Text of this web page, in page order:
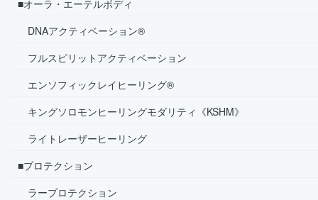
■オーラ・エーテルボディ
DNAアクティベーション®
フルスピリットアクティベーション
エンソフィックレイヒーリング®
キングソロモンヒーリングモダリティ《KSHM》
ライトレーザーヒーリング
■プロテクション
ラープロテクション